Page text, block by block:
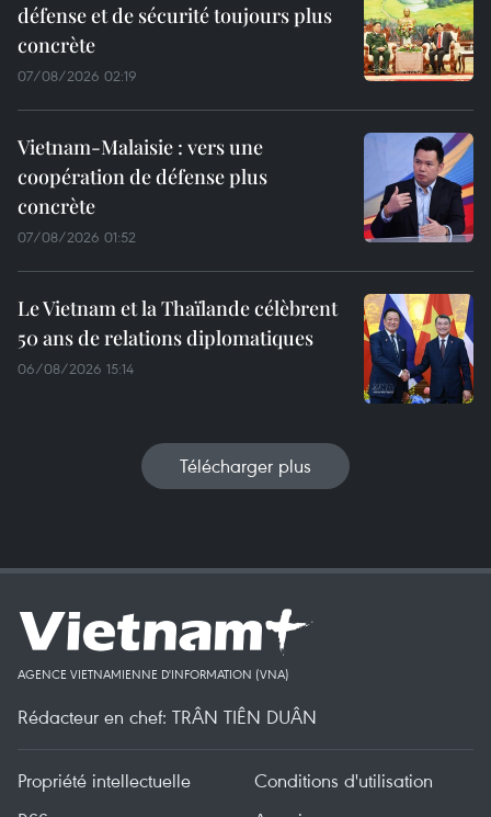
défense et de sécurité toujours plus
concrète
07/08/2026 02:19
Vietnam-Malaisie : vers une
coopération de défense plus
concrète
07/08/2026 01:52
Le Vietnam et la Thaïlande célèbrent
50 ans de relations diplomatiques
06/08/2026 15:14
Télécharger plus
AGENCE VIETNAMIENNE D'INFORMATION (VNA)
Rédacteur en chef: TRÂN TIÊN DUÂN
Propriété intellectuelle
Conditions d'utilisation